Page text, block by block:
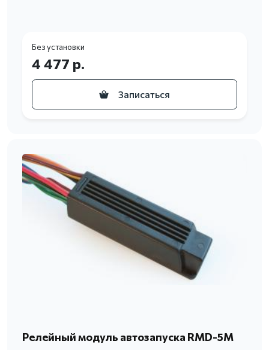
Без установки
4 477 р.
Записаться
Релейный модуль автозапуска RMD-5M